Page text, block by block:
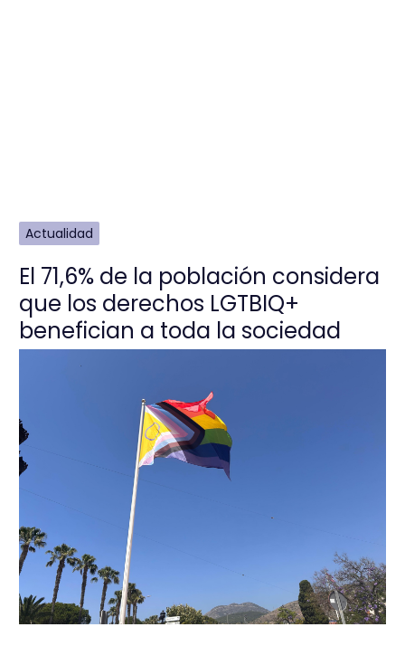
Actualidad
El 71,6% de la población considera
que los derechos LGTBIQ+
benefician a toda la sociedad